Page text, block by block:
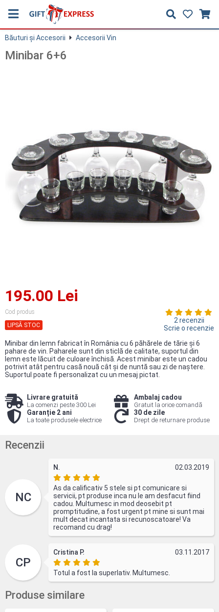
Băuturi și Accesorii Accesorii Vin
Minibar 6+6
195.00 Lei
Cod produs
LIPSĂ STOC
2 recenzii
Scrie o recenzie
Minibar din lemn fabricat în România cu 6 păhărele de tărie şi 6
pahare de vin. Paharele sunt din sticlă de calitate, suportul din
lemn este lăcuit de culoare închisă. Acest minibar este un cadou
potrivit atât pentru casă nouă cât şi de nuntă sau zi de naştere.
Suportul poate fi personalizat cu un mesaj pictat.
Livrare gratuită
La comenzi peste 300 Lei
Ambalaj cadou
Gratuit la orice comandă
Garanție 2 ani
La toate produsele electrice
30 de zile
Drept de returnare produse
Recenzii
NC
N. 02.03.2019
As da calificativ 5 stele si pt comunicare si
servicii, pt produse inca nu le am desfacut fiind
cadou. Multumesc in mod deosebit pt
promptitudine, a fost urgent pt mine si sunt mai
mult decat incantata si recunoscatoare! Va
recomand cu drag!
CP
Cristina P. 03.11.2017
Totul a fost la superlativ. Multumesc.
Produse similare